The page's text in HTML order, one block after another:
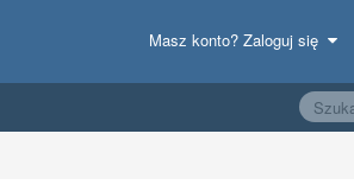
Masz konto? Zaloguj się